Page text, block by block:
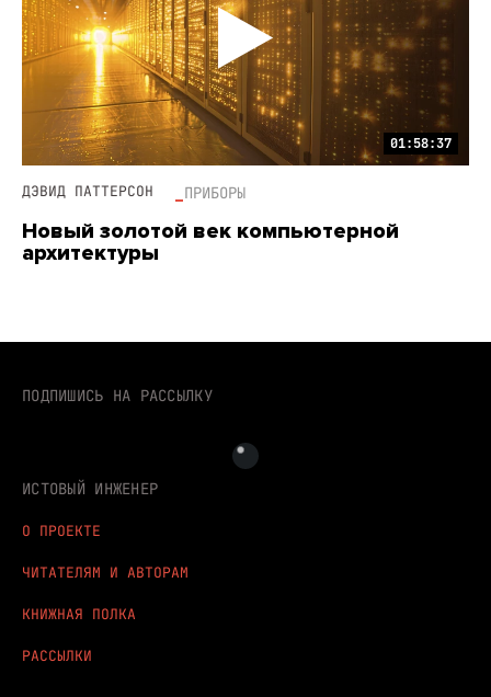
01:58:37
ДЭВИД ПАТТЕРСОН ПРИБОРЫ
Новый золотой век компьютерной
архитектуры
ИСТОВЫЙ ИНЖЕНЕР
О ПРОЕКТЕ
ЧИТАТЕЛЯМ И АВТОРАМ
КНИЖНАЯ ПОЛКА
РАССЫЛКИ
ПОДПИШИСЬ НА РАССЫЛКУ